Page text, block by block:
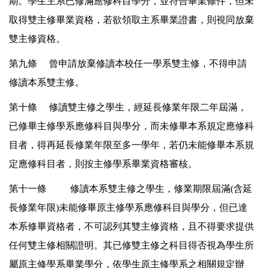
取得雙主修畢業資格，若欲領取主系畢業證書，則視同放棄
雙主修資格。
第九條 曾申請放棄修讀本校任一學系雙主修，不得申請
修讀本系雙主修。
第十條 修讀雙主修之學生，經延長修業年限二年屆滿，
已修畢主修學系應修科目與學分，而未修畢本系規定應修科
目者，得再延長修業年限至多一學年，若仍未能修畢本系規
定應修科目者，則按主修學系畢業資格審核。
第十一條 修讀本系雙主修之學生，修業期限屆滿(含延
長修業年限)未能修畢原主修學系應修科目與學分，但已達
本系修畢資格者，不可認列其雙主修資格，且不得要求提供
任何雙主修相關證明。其已修雙主修之科目得否視為學生所
屬原主修學系畢業學分，依學生原主修學系之相關規定辦